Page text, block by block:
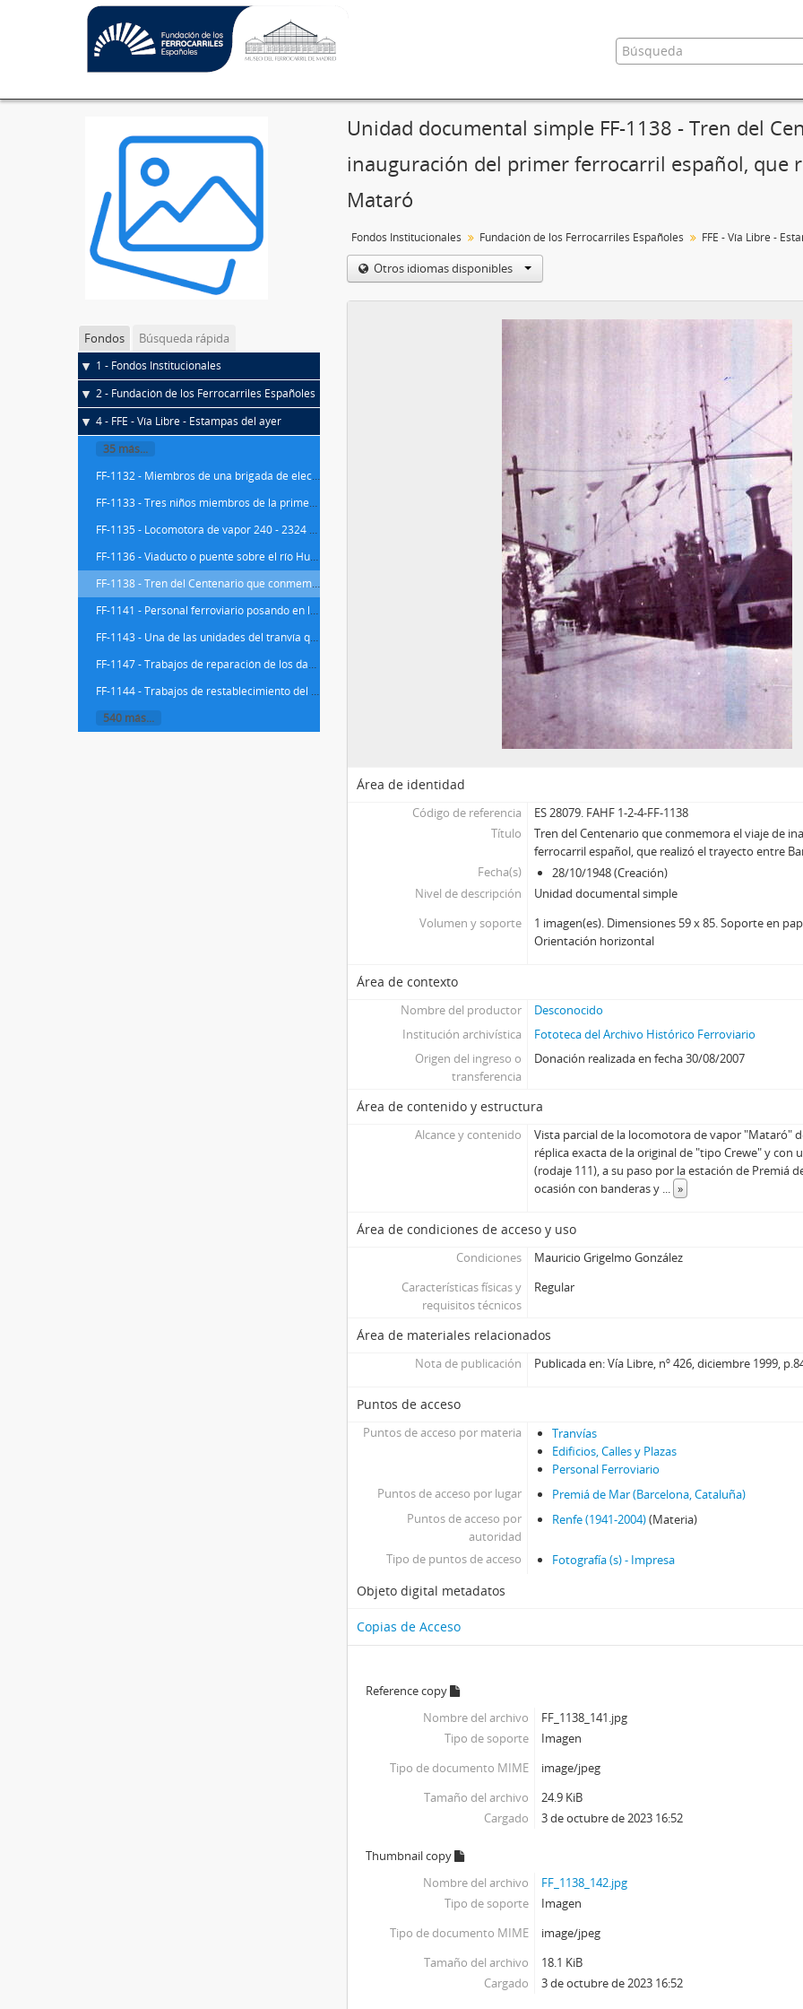
Fondos Búsqueda rápida
1 - Fondos Institucionales
2 - Fundación de los Ferrocarriles Españoles
4 - FFE - Vía Libre - Estampas del ayer
35 más...
FF-1132 - Miembros de una brigada de electrificación posando sobre una vagoneta de electrificación
FF-1133 - Tres niños miembros de la primera promoción de aprendices sobre el frontal de una locomotora de vapor (serie 241-4001 a 4056) (ex serie Norte 4601 a 4656)
FF-1135 - Locomotora de vapor 240 - 2324 de la serie 240 - 2316 a 2335 de RENFE, ex. 1369 de la serie 1361 a 1380 de MZA y fabricada por la MTM en 1937 con nºs de fábrica 489 a 498, y personal ferroviario posando sobre ella en el depósito de la estación de Albacete
FF-1136 - Viaducto o puente sobre el río Huéznar, denominado Huéznar III, situado en el km 194,562 de la línea de Mérida a Los Rosales, en el tramo de Villanueva del Río y Minas - Arenillas y dentro del término de Villanueva del Río
FF-1138 - Tren del Centenario que conmemora el viaje de inauguración del primer ferrocarril español, que realizó el trayecto entre Barcelona y Mataró
FF-1141 - Personal ferroviario posando en la estación onubense de Escacena de la línea de Sevilla a Huelva, ante un tren de trabajo a punto de salir hacia el punto denominado El Cabildo, situado en el kilómetro 52 de la línea y entre Escacena y Villalba de Alcor, hacia el puerto de Huelva a descargar gravilla.
FF-1143 - Una de las unidades del tranvía que prestaba servicio en el área de Sevilla, enlazando el centro de la capital con Pañoleta y Camas, Guadaira, Cerro del Águila, el Cementerio, los Muelles y San Juan de Azanalfarache, y la propia Puebla del Río.
FF-1147 - Trabajos de reparación de los daños sufridos en la vía de entrada al puente ferroviario del trayecto Sevilla - Camas de la línea de Sevilla a Huelva, en la Vega de Triana, producidos por una gran crecida del río Guadalquivir
FF-1144 - Trabajos de restablecimiento del tráfico tras el descarrilamiento de la locomotora de vapor nº 306 de la serie 301 a 333 de la Compañía de Andaluces, que fue fabricada por la Sociedad Alsaciana en 1903 y luego renumerada dentro de la serie 230 - 4111 a 4143 de RENFE, ocurrido en los cambios de salida de la estación de Las Alcantarillas, en dirección a Utrera, de la línea de Sevilla a Cádiz
540 más...
Unidad documental simple FF-1138 - Tren del
inauguración del primer ferrocarril español, que
Mataró
Fondos Institucionales Fundación de los Ferrocarriles Españoles FFE - Vía Libre -
Otros idiomas disponibles
Área de identidad
Código de referencia
ES 28079. FAHF 1-2-4-FF-1138
Título
Tren del Centenario que conmemora el viaje de
ferrocarril español, que realizó el trayecto entre
Fecha(s)
28/10/1948 (Creación)
Nivel de descripción
Unidad documental simple
Volumen y soporte
1 imagen(es). Dimensiones 59 x 85. Soporte en
Orientación horizontal
Área de contexto
Nombre del productor
Desconocido
Institución archivística
Fototeca del Archivo Histórico Ferroviario
Origen del ingreso o
transferencia
Donación realizada en fecha 30/08/2007
Área de contenido y estructura
Alcance y contenido
Vista parcial de la locomotora de vapor "Mataró"
réplica exacta de la original de "tipo Crewe" y con
(rodaje 111), a su paso por la estación de Premiá
ocasión con banderas y ... »
Área de condiciones de acceso y uso
Condiciones
Mauricio Grigelmo González
Características físicas y
requisitos técnicos
Regular
Área de materiales relacionados
Nota de publicación Publicada en: Vía Libre, nº 426, diciembre 1999,
Puntos de acceso
Puntos de acceso por materia
Tranvías
Edificios, Calles y Plazas
Personal Ferroviario
Puntos de acceso por lugar
Premiá de Mar (Barcelona, Cataluña)
Puntos de acceso por
autoridad
Renfe (1941-2004)(Materia)
Tipo de puntos de acceso Fotografía (s) - Impresa
Objeto digital metadatos
Copias de Acceso
Reference copy
Nombre del archivo
FF_1138_141.jpg
Tipo de soporte
Imagen
Tipo de documento MIME
image/jpeg
Tamaño del archivo
24.9 KiB
Cargado
3 de octubre de 2023 16:52
Thumbnail copy
Nombre del archivo
FF_1138_142.jpg
Tipo de soporte
Imagen
Tipo de documento MIME
image/jpeg
Tamaño del archivo
18.1 KiB
Cargado
3 de octubre de 2023 16:52